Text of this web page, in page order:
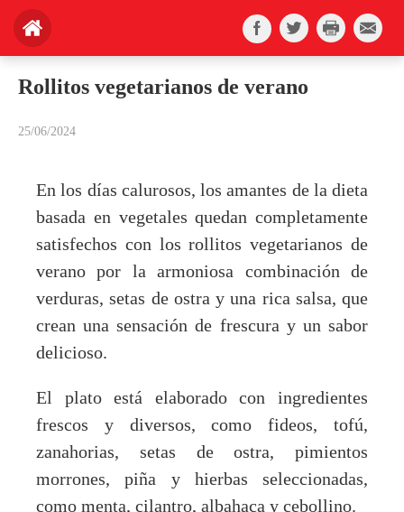
Rollitos vegetarianos de verano
25/06/2024
En los días calurosos, los amantes de la dieta
basada en vegetales quedan completamente
satisfechos con los rollitos vegetarianos de
verano por la armoniosa combinación de
verduras, setas de ostra y una rica salsa, que
crean una sensación de frescura y un sabor
delicioso.
El plato está elaborado con ingredientes
frescos y diversos, como fideos, tofú,
zanahorias, setas de ostra, pimientos
morrones, piña y hierbas seleccionadas,
como menta, cilantro, albahaca y cebollino.